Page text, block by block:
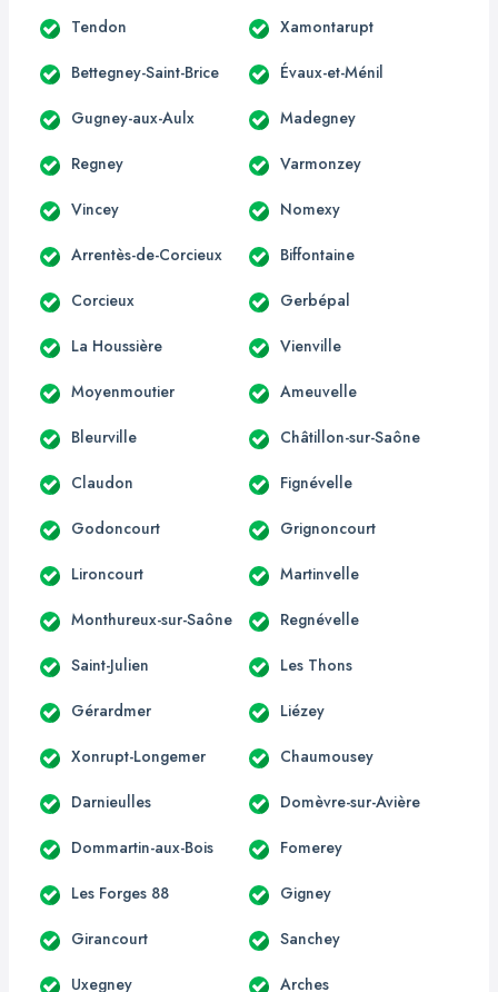
Tendon Xamontarupt
Bettegney-Saint-Brice Évaux-et-Ménil
Gugney-aux-Aulx Madegney
Regney Varmonzey
Vincey Nomexy
Arrentès-de-Corcieux Biffontaine
Corcieux Gerbépal
La Houssière Vienville
Moyenmoutier Ameuvelle
Bleurville Châtillon-sur-Saône
Claudon Fignévelle
Godoncourt Grignoncourt
Lironcourt Martinvelle
Monthureux-sur-Saône Regnévelle
Saint-Julien Les Thons
Gérardmer Liézey
Xonrupt-Longemer Chaumousey
Darnieulles Domèvre-sur-Avière
Dommartin-aux-Bois Fomerey
Les Forges 88 Gigney
Girancourt Sanchey
Uxegney Arches